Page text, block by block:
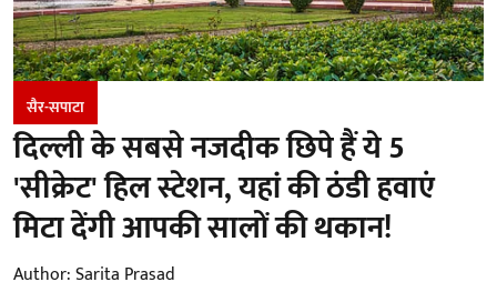
सैर-सपाटा
दिल्ली के सबसे नजदीक छिपे हैं ये 5
'सीक्रेट' हिल स्टेशन, यहां की ठंडी हवाएं
मिटा देंगी आपकी सालों की थकान!
Author:Sarita Prasad